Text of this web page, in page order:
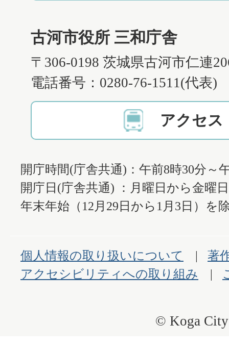
古河市役所 三和庁舎
〒306-0198 茨城県古河市仁連
電話番号：0280-76-1511(代表)
アクセス
開庁時間(庁舎共通)：午前8時30分～
開庁日(庁舎共通) ：月曜日から金曜
年末年始（12月29日から1月3日）を
個人情報の取り扱いについて
著
アクセシビリティへの取り組み
© Koga City